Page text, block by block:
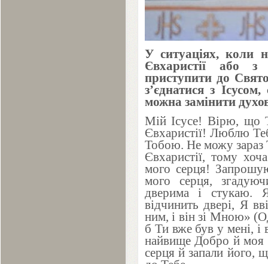
У ситуаціях, коли
Євхаристії або
приступити до
з’єднатися з
можна замінити
Мій Ісусе! Вірю, що
Євхаристії! Люблю
Тобою. Не можу зараз
Євхаристії, тому
мого серця!
мого серця,
дверима і стукаю.
відчинить двері, Я
ним, і він зі Мною»
б Ти вже був у мені, і
найвище Добро й моя
серця й запали його,